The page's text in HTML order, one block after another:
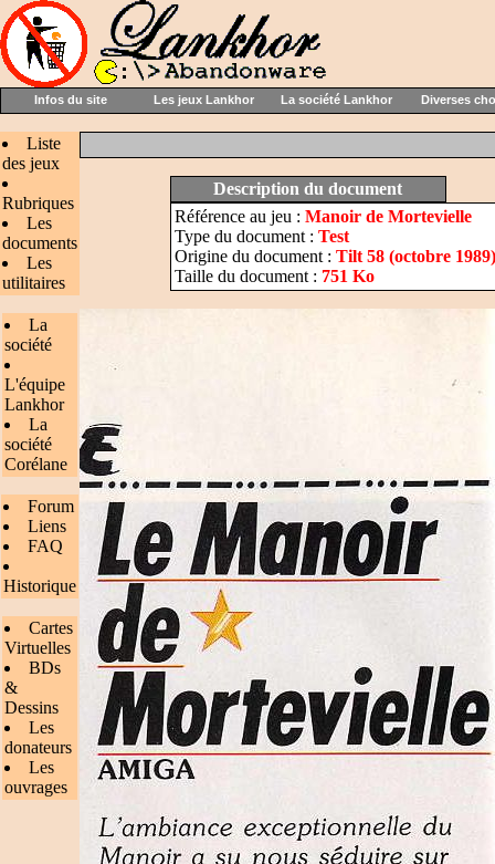
Infos du site Les jeux Lankhor La société Lankhor Diverses
Liste
des jeux
Rubriques
Les
documents
Les
utilitaires
La
société
L'équipe
Lankhor
La
société
Corélane
Forum
Liens
FAQ
Historique
Cartes
Virtuelles
BDs
&
Dessins
Les
donateurs
Les
ouvrages
Description du document
Référence au jeu : Manoir de Mortevielle
Type du document : Test
Origine du document : Tilt 58 (octobre 1989)
Taille du document : 751 Ko